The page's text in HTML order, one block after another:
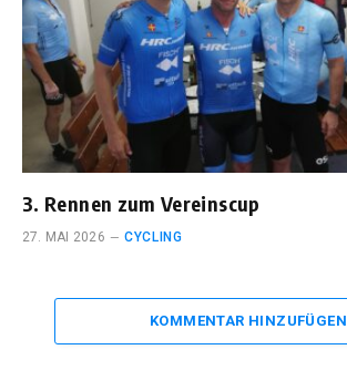
3. Rennen zum Vereinscup
27. MAI 2026 CYCLING
KOMMENTAR HINZUFÜGEN